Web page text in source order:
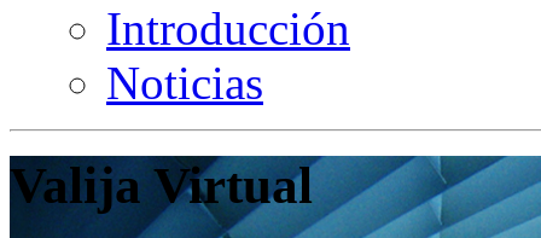
Introducción
Noticias
Valija Virtual